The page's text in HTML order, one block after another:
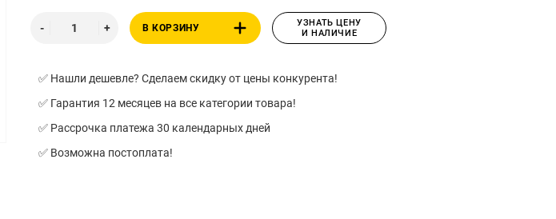
В КОРЗИНУ
УЗНАТЬ ЦЕНУ
И НАЛИЧИЕ
✅ Нашли дешевле? Сделаем скидку от цены конкурента!
✅ Гарантия 12 месяцев на все категории товара!
✅ Рассрочка платежа 30 календарных дней
✅ Возможна постоплата!